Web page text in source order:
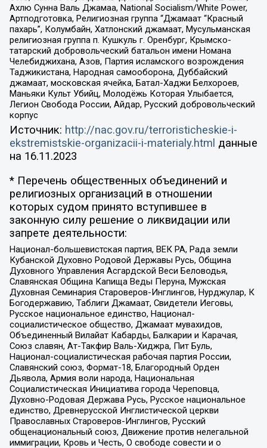
Ахлю Сунна Валь Джамаа, National Socialism/White Power,
Артподготовка, Религиозная группа “Джамаат “Красный
пахарь”, Колумбайн, Хатлонский джамаат, Мусульманская
религиозная группа п. Кушкуль г. Оренбург, Крымско-
татарский добровольческий батальон имени Номана
Челебиджихана, Азов, Партия исламского возрождения
Таджикистана, Народная самооборона, Дуббайский
джамаат, московская ячейка, Батал-Хаджи Белхороев,
Маньяки Культ Убийц, Молодёжь Которая Улыбается,
Легион Свобода России, Айдар, Русский добровольческий
корпус
Источник: http://nac.gov.ru/terroristicheskie-i-
ekstremistskie-organizacii-i-materialy.html данные
на 16.11.2023
* Перечень общественных объединений и
религиозных организаций в отношении
которых судом принято вступившее в
законную силу решение о ликвидации или
запрете деятельности:
Национал-большевистская партия, ВЕК РА, Рада земли
Кубанской Духовно Родовой Державы Русь, Община
Духовного Управления Асгардской Веси Беловодья,
Славянская Община Капища Веды Перуна, Мужская
Духовная Семинария Староверов-Инглингов, Нурджулар, К
Богодержавию, Таблиги Джамаат, Свидетели Иеговы,
Русское национальное единство, Национал-
социалистическое общество, Джамаат мувахидов,
Объединенный Вилайат Кабарды, Балкарии и Карачая,
Союз славян, Ат-Такфир Валь-Хиджра, Пит Буль,
Национал-социалистическая рабочая партия России,
Славянский союз, Формат-18, Благородный Орден
Дьявола, Армия воли народа, Национальная
Социалистическая Инициатива города Череповца,
Духовно-Родовая Держава Русь, Русское национальное
единство, Древнерусской Инглистической церкви
Православных Староверов-Инглингов, Русский
общенациональный союз, Движение против нелегальной
иммиграции, Кровь и Честь, О свободе совести и о